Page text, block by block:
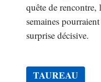
quête de rencontre,
semaines
surprise décisive.
TAUREAU